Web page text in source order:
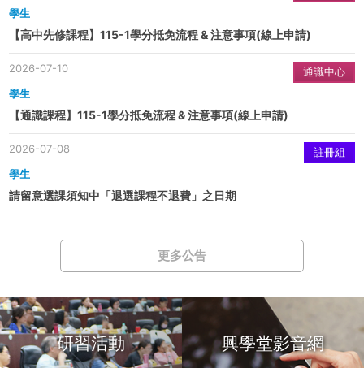
學生
【高中先修課程】115-1學分抵免流程 & 注意事項(線上申請)
通識中心
學生
2026-07-10
【通識課程】115-1學分抵免流程 & 注意事項(線上申請)
註冊組
學生
2026-07-08
請留意選課須知中「退選課程不退費」之日期
更多公告
研習活動 興學堂影音網